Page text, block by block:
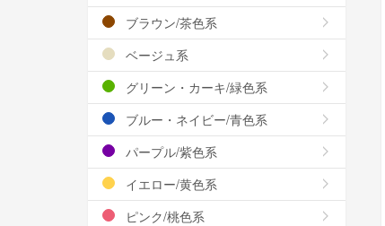
ブラウン/茶色系
ベージュ系
グリーン・カーキ/緑色系
ブルー・ネイビー/青色系
パープル/紫色系
イエロー/黄色系
ピンク/桃色系